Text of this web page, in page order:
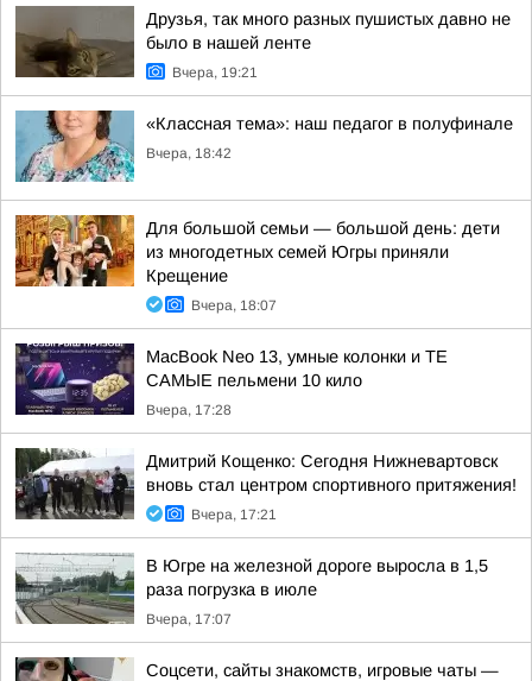
Друзья, так много разных пушистых давно не
было в нашей ленте
Вчера, 19:21
«Классная тема»: наш педагог в полуфинале
Вчера, 18:42
Для большой семьи — большой день: дети
из многодетных семей Югры приняли
Крещение
Вчера, 18:07
MacBook Neo 13, умные колонки и ТЕ
САМЫЕ пельмени 10 кило
Вчера, 17:28
Дмитрий Кощенко: Сегодня Нижневартовск
вновь стал центром спортивного притяжения!
Вчера, 17:21
В Югре на железной дороге выросла в 1,5
раза погрузка в июле
Вчера, 17:07
Соцсети, сайты знакомств, игровые чаты —